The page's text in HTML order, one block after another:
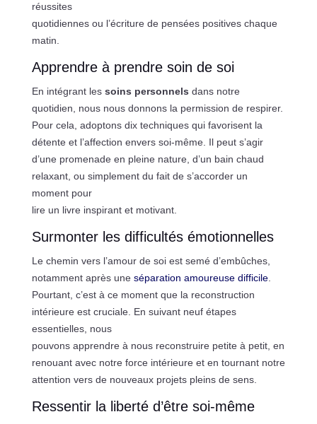
réussites
quotidiennes ou l’écriture de pensées positives chaque
matin.
Apprendre à prendre soin de soi
En intégrant les soins personnels dans notre
quotidien, nous nous donnons la permission de respirer.
Pour cela, adoptons dix techniques qui favorisent la
détente et l’affection envers soi-même. Il peut s’agir
d’une promenade en pleine nature, d’un bain chaud
relaxant, ou simplement du fait de s’accorder un
moment pour
lire un livre inspirant et motivant.
Surmonter les difficultés émotionnelles
Le chemin vers l’amour de soi est semé d’embûches,
notamment après une séparation amoureuse difficile.
Pourtant, c’est à ce moment que la reconstruction
intérieure est cruciale. En suivant neuf étapes
essentielles, nous
pouvons apprendre à nous reconstruire petite à petit, en
renouant avec notre force intérieure et en tournant notre
attention vers de nouveaux projets pleins de sens.
Ressentir la liberté d’être soi-même